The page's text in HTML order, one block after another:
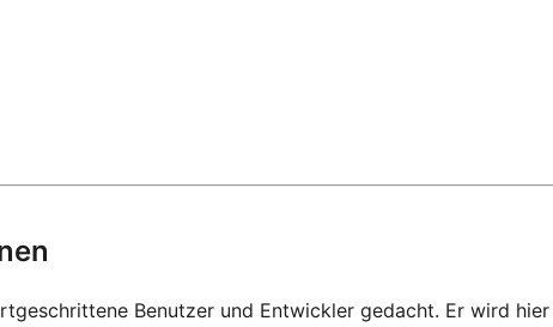
Benutzer und Entwickler gedacht. Er wird